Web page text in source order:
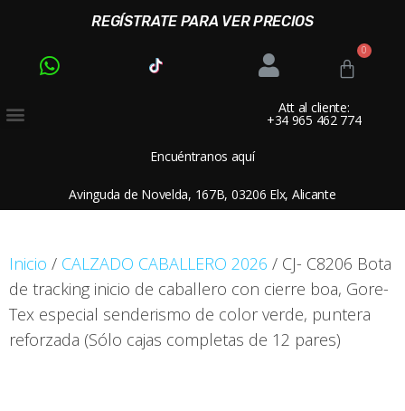
REGÍSTRATE PARA VER PRECIOS
Att al cliente:
+34 965 462 774
Encuéntranos aquí
Avinguda de Novelda, 167B, 03206 Elx, Alicante
Inicio / CALZADO CABALLERO 2026 / CJ- C8206 Bota
de tracking inicio de caballero con cierre boa, Gore-
Tex especial senderismo de color verde, puntera
reforzada (Sólo cajas completas de 12 pares)